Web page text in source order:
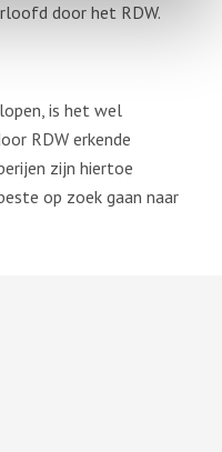
door het RDW.
is het wel
RDW erkende
zijn hiertoe
op zoek gaan naar